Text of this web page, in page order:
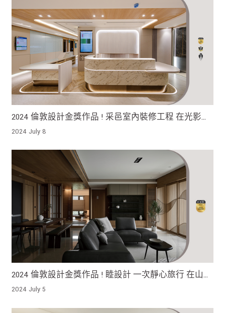
2024 倫敦設計金獎作品 ! 采邑室內裝修工程 在光影與
細節的交織下 營造出一個既美觀又心靈舒緩的療癒空
2024 July 8
2024 倫敦設計金獎作品 ! 睦設計 一次靜心旅行 在山與
海的懷抱中找到內心的寧靜
2024 July 5